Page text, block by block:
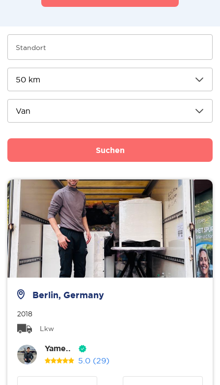
Suchen
Berlin, Germany
2018
Lkw
Yame..
5.0 (29)